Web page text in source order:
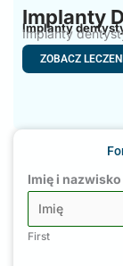
Implanty
Implanty
Implanty
wykonane ze
ZOBACZ
Imię i nazwisko
First